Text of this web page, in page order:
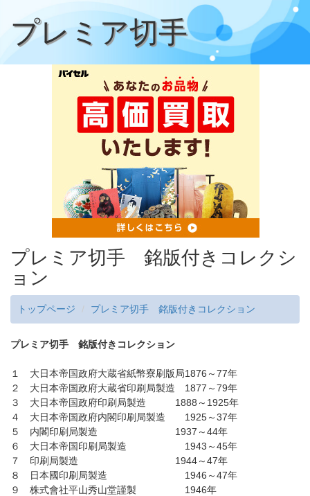
プレミア切手
プレミア切手 銘版付きコレクシ
ョン
トップページ プレミア切手 銘版付きコレクション
プレミア切手 銘版付きコレクション
１ 大日本帝国政府大蔵省紙幣寮刷版局1876～77年
２ 大日本帝国政府大蔵省印刷局製造 1877～79年
３ 大日本帝国政府印刷局製造 1888～1925年
４ 大日本帝国政府内閣印刷局製造 1925～37年
５ 内閣印刷局製造 1937～44年
６ 大日本帝国印刷局製造 1943～45年
７ 印刷局製造 1944～47年
８ 日本國印刷局製造 1946～47年
９ 株式會社平山秀山堂謹製 1946年